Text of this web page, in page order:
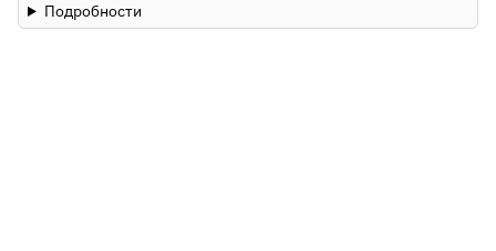
Подробности